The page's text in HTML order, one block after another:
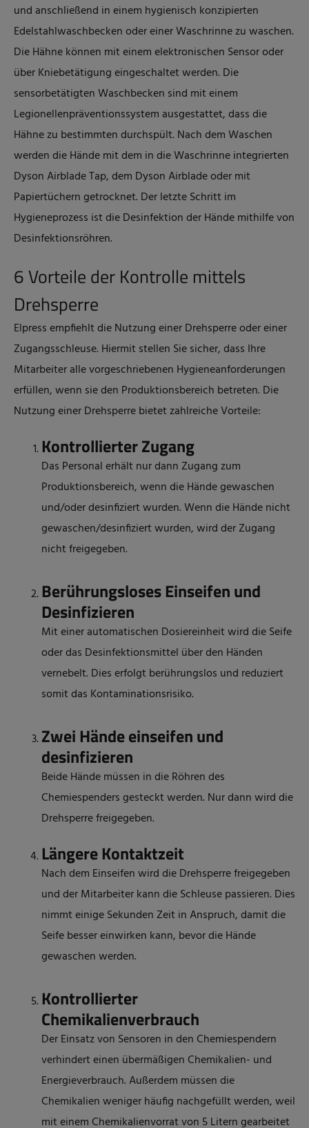
und anschließend in einem hygienisch konzipierten
Edelstahlwaschbecken oder einer Waschrinne zu waschen.
Die Hähne können mit einem elektronischen Sensor oder
über Kniebetätigung eingeschaltet werden. Die
sensorbetätigten Waschbecken sind mit einem
Legionellenpräventionssystem ausgestattet, dass die
Hähne zu bestimmten durchspült. Nach dem Waschen
werden die Hände mit dem in die Waschrinne integrierten
Dyson Airblade Tap, dem Dyson Airblade oder mit
Papiertüchern getrocknet. Der letzte Schritt im
Hygieneprozess ist die Desinfektion der Hände mithilfe von
Desinfektionsröhren.
6 Vorteile der Kontrolle mittels
Drehsperre
Elpress empfiehlt die Nutzung einer Drehsperre oder einer
Zugangsschleuse. Hiermit stellen Sie sicher, dass Ihre
Mitarbeiter alle vorgeschriebenen Hygieneanforderungen
erfüllen, wenn sie den Produktionsbereich betreten. Die
Nutzung einer Drehsperre bietet zahlreiche Vorteile:
Kontrollierter Zugang
Das Personal erhält nur dann Zugang zum
Produktionsbereich, wenn die Hände gewaschen
und/oder desinfiziert wurden. Wenn die Hände nicht
gewaschen/desinfiziert wurden, wird der Zugang
nicht freigegeben.
Berührungsloses Einseifen und
Desinfizieren
Mit einer automatischen Dosiereinheit wird die Seife
oder das Desinfektionsmittel über den Händen
vernebelt. Dies erfolgt berührungslos und reduziert
somit das Kontaminationsrisiko.
Zwei Hände einseifen und
desinfizieren
Beide Hände müssen in die Röhren des
Chemiespenders gesteckt werden. Nur dann wird die
Drehsperre freigegeben.
Längere Kontaktzeit
Nach dem Einseifen wird die Drehsperre freigegeben
und der Mitarbeiter kann die Schleuse passieren. Dies
nimmt einige Sekunden Zeit in Anspruch, damit die
Seife besser einwirken kann, bevor die Hände
gewaschen werden.
Kontrollierter
Chemikalienverbrauch
Der Einsatz von Sensoren in den Chemiespendern
verhindert einen übermäßigen Chemikalien- und
Energieverbrauch. Außerdem müssen die
Chemikalien weniger häufig nachgefüllt werden, weil
mit einem Chemikalienvorrat von 5 Litern gearbeitet